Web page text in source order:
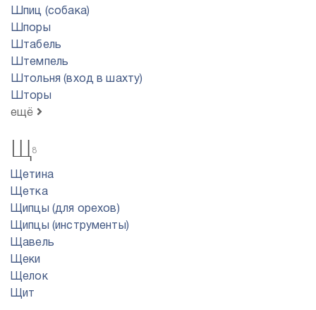
Шпиц (собака)
Шпоры
Штабель
Штемпель
Штольня (вход в шахту)
Шторы
ещё
Щ8
Щетина
Щетка
Щипцы (для орехов)
Щипцы (инструменты)
Щавель
Щеки
Щелок
Щит